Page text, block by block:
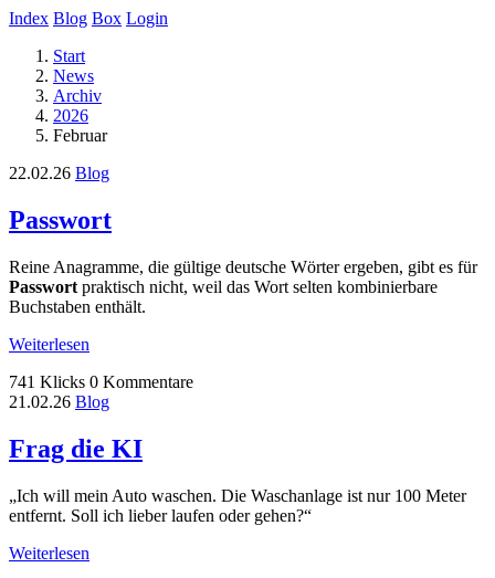
Index Blog Box Login
Start
News
Archiv
2026
Februar
22.02.26 Blog
Passwort
Reine Anagramme, die gültige deutsche Wörter ergeben, gibt es für
Passwort praktisch nicht, weil das Wort selten kombinierbare
Buchstaben enthält.
Weiterlesen
741 Klicks 0 Kommentare
21.02.26 Blog
Frag die KI
Ich will mein Auto waschen. Die Waschanlage ist nur 100 Meter
entfernt. Soll ich lieber laufen oder gehen?
Weiterlesen